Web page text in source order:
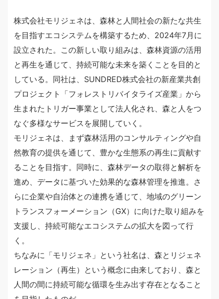
株式会社モリジェネは、森林と人間社会の新たな共生
を目指すエコシステムを構築するため、2024年7月に
設立された。この新しい取り組みは、森林資源の活用
と再生を通じて、持続可能な未来を築くことを目的と
している。同社は、SUNDRED株式会社の新産業共創
プロジェクト「フォレストリバイタライズ産業」から
生まれたトリガー事業として法人化され、森と人をつ
なぐ多様なサービスを展開していく。
モリジェネは、まず森林活用のコンサルティングや自
然教育の提供を通じて、豊かな生態系の再生に貢献す
ることを目指す。同時に、森林データの取得と解析を
進め、データに基づいた効果的な森林管理を推進。さ
らに企業や自治体との連携を通じて、地域のグリーン
トランスフォーメーション（GX）に向けた取り組みを
支援し、持続可能なエコシステムの拡大を図って行
く。
ちなみに「モリジェネ」という社名は、森とリジェネ
レーション（再生）という概念に由来しており、森と
人間の間に持続可能な循環を生み出す存在となること